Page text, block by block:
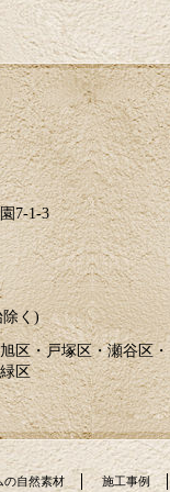
7-1-3
除く)
区・戸塚区・瀬谷区・
区
の自然素材 施工事例